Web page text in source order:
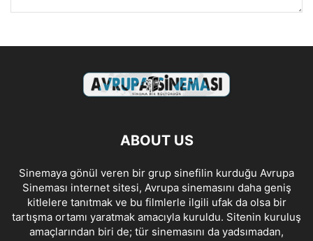
ABOUT US
Sinemaya gönül veren bir grup sinefilin kurduğu Avrupa
Sineması internet sitesi, Avrupa sinemasını daha geniş
kitlelere tanıtmak ve bu filmlerle ilgili ufak da olsa bir
tartışma ortamı yaratmak amacıyla kuruldu. Sitenin kuruluş
amaçlarından biri de; tür sinemasını da yadsımadan,